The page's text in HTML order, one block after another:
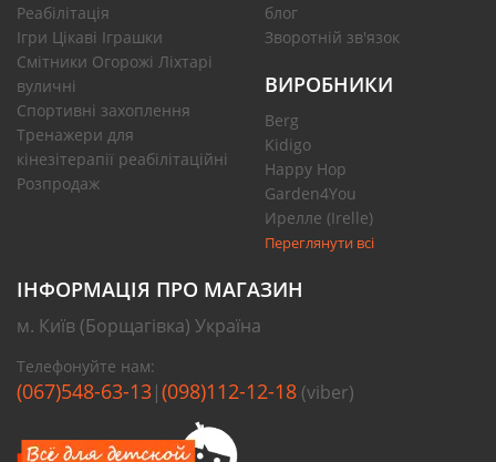
Реабілітація
Ігри Цікаві Іграшки
Смітники Огорожі Ліхтарі
вуличні
Спортивні захоплення
Тренажери для
кінезітерапії реабілітаційні
Розпродаж
блог
Зворотній зв'язок
ВИРОБНИКИ
Berg
Kidigo
Happy Hop
Garden4You
Ирелле (Irelle)
Переглянути всі
ІНФОРМАЦІЯ ПРО МАГАЗИН
м. Київ (Борщагівка) Україна
Телефонуйте нам:
(067)548-63-13|(098)112-12-18 (viber)